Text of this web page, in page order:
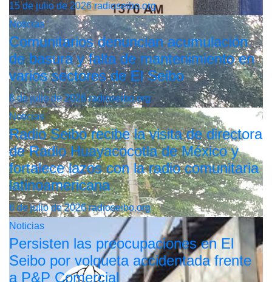
15 de julio de 2026radioseibo.org
Noticias
Comunitarios denuncian acumulación
de basura y falta de mantenimiento en
varios sectores de El Seibo
8 de julio de 2026radioseibo.org
Noticias
Radio Seibo recibe la visita de directora
de Radio Huayacocotla de México y
fortalece lazos con la radio comunitaria
latinoamericana
6 de julio de 2026radioseibo.org
Noticias
Persisten las preocupaciones en El
Seibo por volqueta accidentada frente
a P&P Comercial